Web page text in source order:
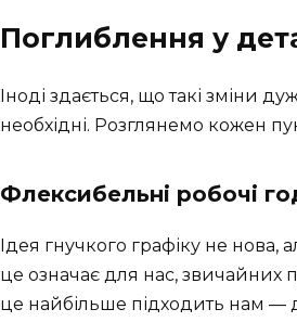
Поглиблення у
Іноді здається, що такі зміни
необхідні. Розглянемо кожен
Флексибельні робочі
Ідея гнучкого графіку не нова,
це означає для нас, звичайних
це найбільше підходить нам —